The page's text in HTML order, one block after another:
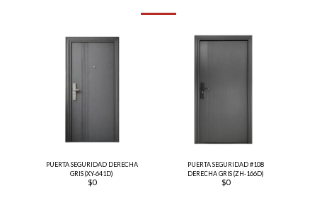
PUERTA SEGURIDAD DERECHA
GRIS (XY-641D)
$0
PUERTA SEGURIDAD #108
DERECHA GRIS (ZH-166D)
$0